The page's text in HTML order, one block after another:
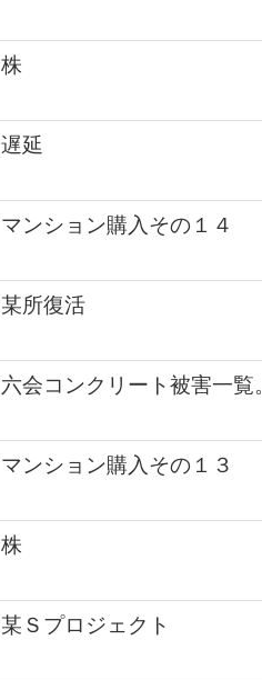
株
遅延
マンション購入その１４
某所復活
六会コンクリート被害一覧。
マンション購入その１３
株
某Ｓプロジェクト